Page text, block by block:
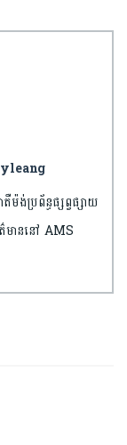
ម៉ង់ប្រព័ន្ធផ្សព្វផ្សាយ
មាននៅ AMS